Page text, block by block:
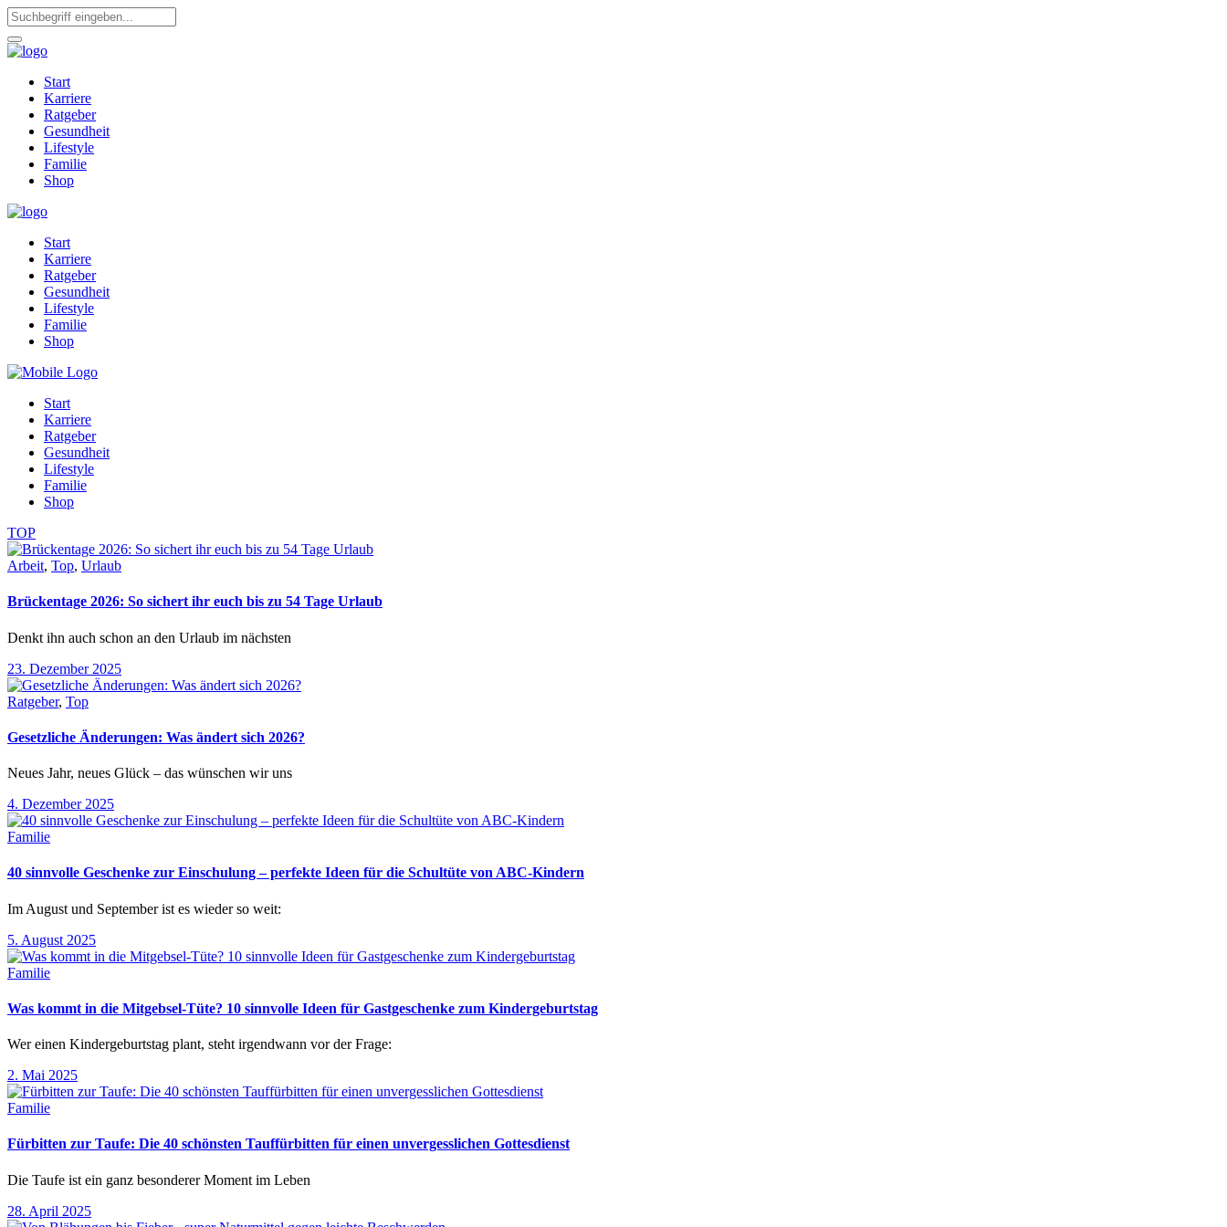
Start
Karriere
Ratgeber
Gesundheit
Lifestyle
Familie
Shop
Start
Karriere
Ratgeber
Gesundheit
Lifestyle
Familie
Shop
Start
Karriere
Ratgeber
Gesundheit
Lifestyle
Familie
Shop
TOP
Arbeit, Top, Urlaub
Brückentage 2026: So sichert ihr euch bis zu 54 Tage Urlaub
Denkt ihn auch schon an den Urlaub im nächsten
23. Dezember 2025
Ratgeber, Top
Gesetzliche Änderungen: Was ändert sich 2026?
Neues Jahr, neues Glück – das wünschen wir uns
4. Dezember 2025
Familie
40 sinnvolle Geschenke zur Einschulung – perfekte Ideen für die Schultüte von ABC-Kindern
Im August und September ist es wieder so weit:
5. August 2025
Familie
Was kommt in die Mitgebsel-Tüte? 10 sinnvolle Ideen für Gastgeschenke zum Kindergeburtstag
Wer einen Kindergeburtstag plant, steht irgendwann vor der Frage:
2. Mai 2025
Familie
Fürbitten zur Taufe: Die 40 schönsten Tauffürbitten für einen unvergesslichen Gottesdienst
Die Taufe ist ein ganz besonderer Moment im Leben
28. April 2025